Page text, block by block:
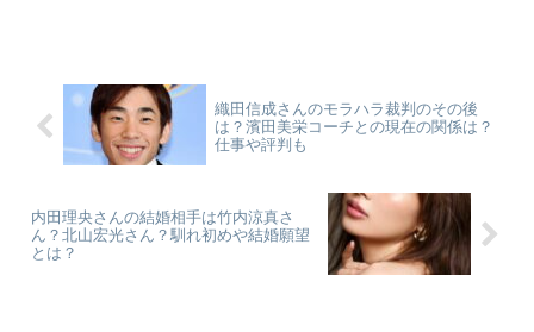
織田信成さんのモラハラ裁判のその後
は？濱田美栄コーチとの現在の関係は？
仕事や評判も
内田理央さんの結婚相手は竹内涼真さ
ん？北山宏光さん？馴れ初めや結婚願望
とは？